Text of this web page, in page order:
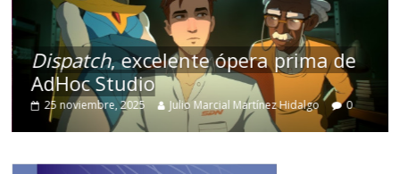
Dispatch, excelente ópera prima de
AdHoc Studio
25 noviembre, 2025 Julio Marcial Martínez Hidalgo 0